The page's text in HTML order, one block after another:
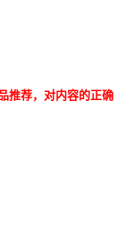
推荐，对内容的正确